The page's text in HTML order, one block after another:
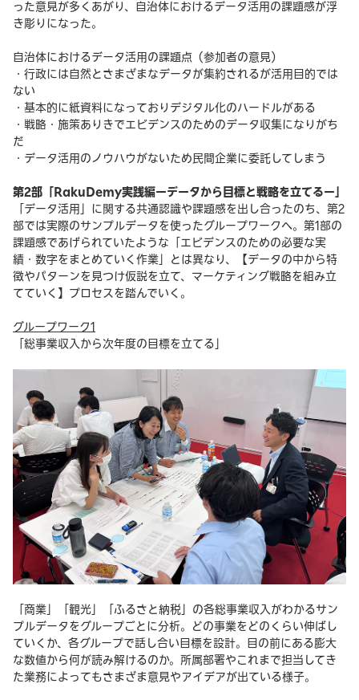
った意見が多くあがり、自治体におけるデータ活用の課題感が浮
き彫りになった。
自治体におけるデータ活用の課題点（参加者の意見）
・行政には自然とさまざまなデータが集約されるが活用目的では
ない
・基本的に紙資料になっておりデジタル化のハードルがある
・戦略・施策ありきでエビデンスのためのデータ収集になりがち
だ
・データ活用のノウハウがないため民間企業に委託してしまう
第2部「RakuDemy実践編ーデータから目標と戦略を立てるー」
「データ活用」に関する共通認識や課題感を出し合ったのち、第2
部では実際のサンプルデータを使ったグループワークへ。第1部の
課題感であげられていたような「エビデンスのための必要な実
績・数字をまとめていく作業」とは異なり、【データの中から特
徴やパターンを見つけ仮説を立て、マーケティング戦略を組み立
てていく】プロセスを踏んでいく。
グループワーク1
「総事業収入から次年度の目標を立てる」
「商業」「観光」「ふるさと納税」の各総事業収入がわかるサン
プルデータをグループごとに分析。どの事業をどのくらい伸ばし
ていくか、各グループで話し合い目標を設計。目の前にある膨大
な数値から何が読み解けるのか。所属部署やこれまで担当してき
た業務によってもさまざま意見やアイデアが出ている様子。